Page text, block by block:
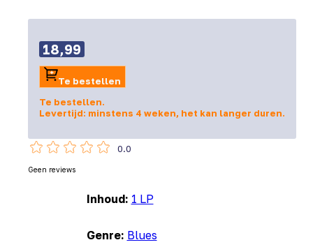
Inhoud: 1 LP
Genre: Blues
18,99
Te bestellen
Te bestellen.
Levertijd: minstens 4 weken, het kan langer duren.
0.0
Geen reviews